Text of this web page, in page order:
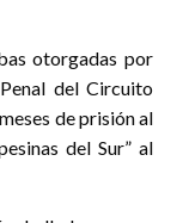
otorgadas por
del Circuito
de prisión al
del Sur” al